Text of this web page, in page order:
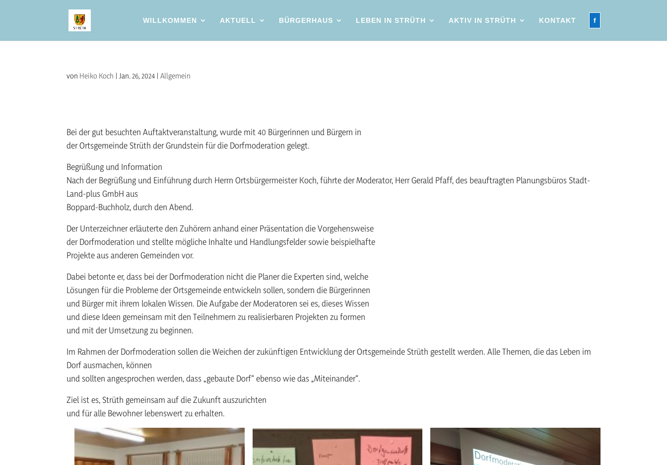
WILLKOMMEN AKTUELL BÜRGERHAUS LEBEN IN STRÜTH AKTIV IN STRÜTH KONTAKT f
von Heiko Koch |Jan. 26, 2024 |Allgemein
Bei der gut besuchten Auftaktveranstaltung, wurde mit 40 Bürgerinnen und Bürgern in
der Ortsgemeinde Strüth der Grundstein für die Dorfmoderation gelegt.
Begrüßung und Information
Nach der Begrüßung und Einführung durch Herrn Ortsbürgermeister Koch, führte der Moderator, Herr Gerald Pfaff, des beauftragten Planungsbüros Stadt-
Land-plus GmbH aus
Boppard-Buchholz, durch den Abend.
Der Unterzeichner erläuterte den Zuhörern anhand einer Präsentation die Vorgehensweise
der Dorfmoderation und stellte mögliche Inhalte und Handlungsfelder sowie beispielhafte
Projekte aus anderen Gemeinden vor.
Dabei betonte er, dass bei der Dorfmoderation nicht die Planer die Experten sind, welche
Lösungen für die Probleme der Ortsgemeinde entwickeln sollen, sondern die Bürgerinnen
und Bürger mit ihrem lokalen Wissen. Die Aufgabe der Moderatoren sei es, dieses Wissen
und diese Ideen gemeinsam mit den Teilnehmern zu realisierbaren Projekten zu formen
und mit der Umsetzung zu beginnen.
Im Rahmen der Dorfmoderation sollen die Weichen der zukünftigen Entwicklung der Ortsgemeinde Strüth gestellt werden. Alle Themen, die das Leben im
Dorf ausmachen, können
und sollten angesprochen werden, dass „gebaute Dorf“ ebenso wie das „Miteinander“.
Ziel ist es, Strüth gemeinsam auf die Zukunft auszurichten
und für alle Bewohner lebenswert zu erhalten.